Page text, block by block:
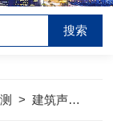
>建筑声学测量仪器